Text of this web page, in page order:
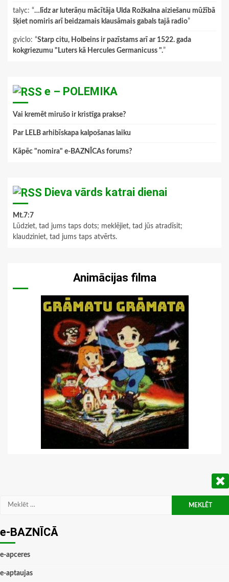
talyc: “…līdz ar luterāņu mācītāja Ulda Rožkalna aiziešanu mūžībā
šķiet nomiris arī beidzamais klausāmais gabals tajā radio”
gviclo: “Starp citu, Holbeins ir pazīstams arī ar 1522. gada
kokgriezumu "Luters kā Hercules Germanicuss ".”
e – POLEMIKA
Vai kremēt mirušo ir kristīga prakse?
Par LELB arhibīskapa kalpošanas laiku
Kāpēc "nomira" e-BAZNĪCAs forums?
Dieva vārds katrai dienai
Mt.7:7
Lūdziet, tad jums taps dots; meklējiet, tad jūs atradīsit;
klaudziniet, tad jums taps atvērts.
Animācijas filma
Meklēt:
e-BAZNĪCĀ
e-apceres
e-aptaujas